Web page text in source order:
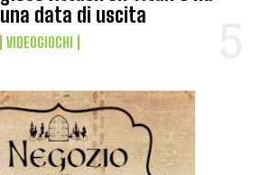
una data di uscita
VIDEOGIOCHI